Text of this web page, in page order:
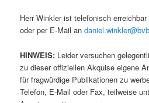
Herr Winkler ist telefonisch
oder per E-Mail an
HINWEIS: Leider versuchen
zu dieser offiziellen Akquise eigene
für fragwürdige Publikationen zu
Telefon, E-Mail oder Fax, teilweise